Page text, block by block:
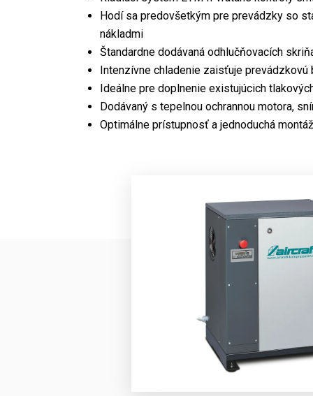
Hodí sa predovšetkým pre prevádzky so
nákladmi
Štandardne dodávaná odhlučňovacích
Intenzívne chladenie zaisťuje
Ideálne pre doplnenie existujúcich
Dodávaný s tepelnou ochrannou motora,
Optimálne prístupnosť a jednoduchá